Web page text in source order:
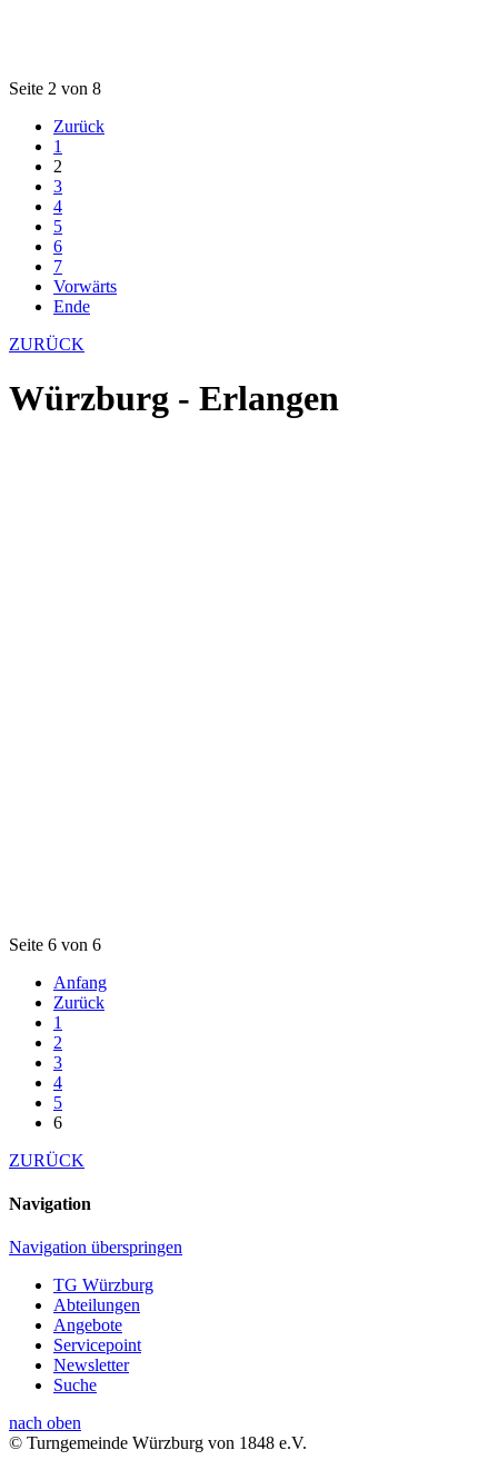
Seite 2 von 8
Zurück
1
2
3
4
5
6
7
Vorwärts
Ende
ZURÜCK
Würzburg - Erlangen
Seite 6 von 6
Anfang
Zurück
1
2
3
4
5
6
ZURÜCK
Navigation
Navigation überspringen
TG Würzburg
Abteilungen
Angebote
Servicepoint
Newsletter
Suche
nach oben
© Turngemeinde Würzburg von 1848 e.V.